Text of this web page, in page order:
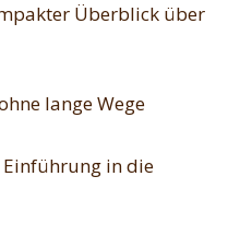
Überblick über
lange Wege
in die